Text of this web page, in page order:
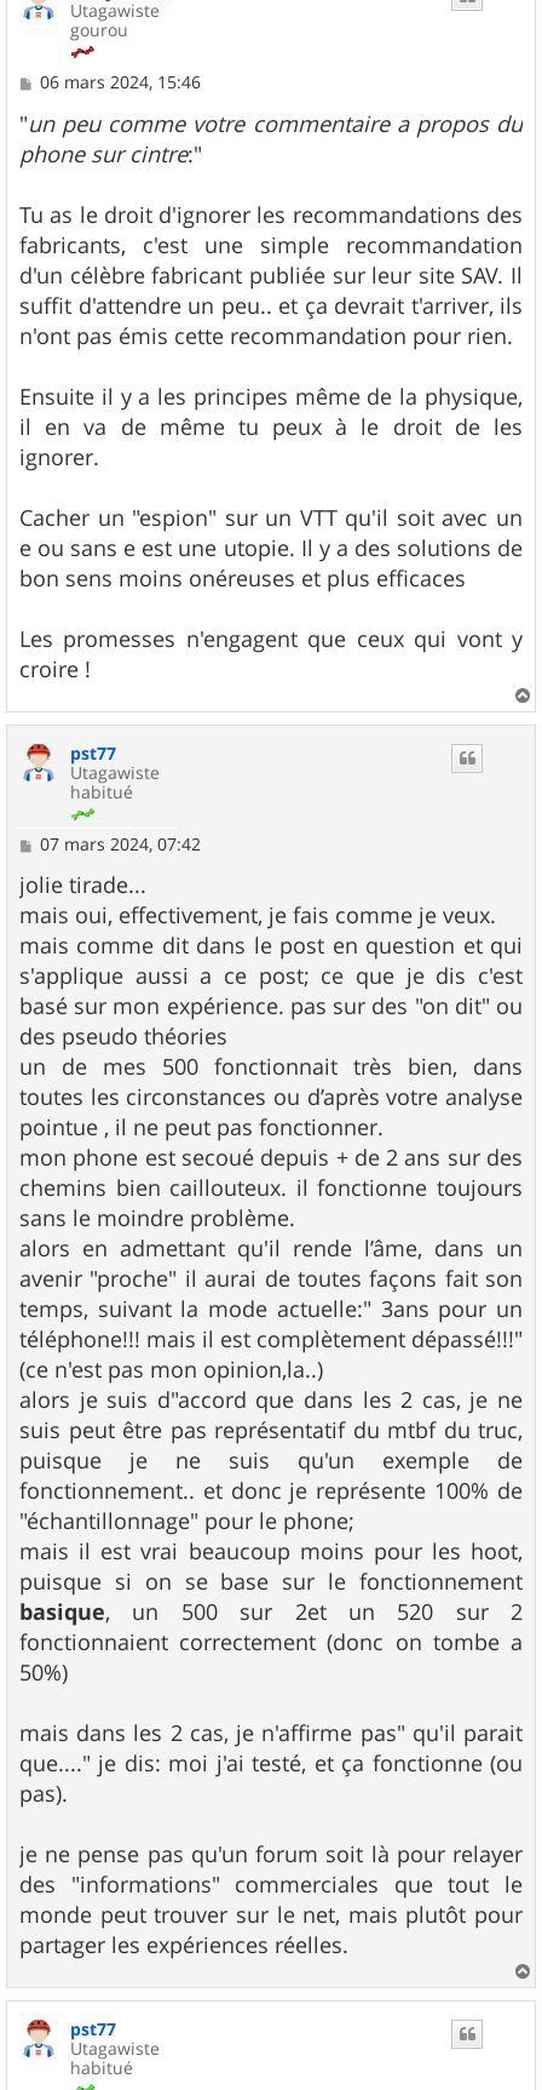
Utagawiste
gourou
M
s
s
a
06 mars 2024, 15:46
"un peu comme votre commentaire a propos du
phone sur cintre:"
Tu as le droit d'ignorer les recommandations des
fabricants, c'est une simple recommandation
d'un célèbre fabricant publiée sur leur site SAV. Il
suffit d'attendre un peu.. et ça devrait t'arriver, ils
n'ont pas émis cette recommandation pour rien.
Ensuite il y a les principes même de la physique,
il en va de même tu peux à le droit de les
ignorer.
Cacher un "espion" sur un VTT qu'il soit avec un
e ou sans e est une utopie. Il y a des solutions de
bon sens moins onéreuses et plus efficaces
Les promesses n'engagent que ceux qui vont y
croire !
a
pst77
Utagawiste
habitué
M
s
s
a
g
e
07 mars 2024, 07:42
jolie tirade...
mais oui, effectivement, je fais comme je veux.
mais comme dit dans le post en question et qui
s'applique aussi a ce post; ce que je dis c'est
basé sur mon expérience. pas sur des "on dit" ou
des pseudo théories
un de mes 500 fonctionnait très bien, dans
toutes les circonstances ou d’après votre analyse
pointue , il ne peut pas fonctionner.
mon phone est secoué depuis + de 2 ans sur des
chemins bien caillouteux. il fonctionne toujours
sans le moindre problème.
alors en admettant qu'il rende l’âme, dans un
avenir "proche" il aurai de toutes façons fait son
temps, suivant la mode actuelle:" 3ans pour un
téléphone!!! mais il est complètement dépassé!!!"
(ce n'est pas mon opinion,la..)
alors je suis d"accord que dans les 2 cas, je ne
suis peut être pas représentatif du mtbf du truc,
puisque je ne suis qu'un exemple de
fonctionnement.. et donc je représente 100% de
"échantillonnage" pour le phone;
mais il est vrai beaucoup moins pour les hoot,
puisque si on se base sur le fonctionnement
basique, un 500 sur 2et un 520 sur 2
fonctionnaient correctement (donc on tombe a
50%)
mais dans les 2 cas, je n'affirme pas" qu'il parait
que...." je dis: moi j'ai testé, et ça fonctionne (ou
pas).
je ne pense pas qu'un forum soit là pour relayer
des "informations" commerciales que tout le
monde peut trouver sur le net, mais plutôt pour
partager les expériences réelles.
a
pst77
Utagawiste
habitué